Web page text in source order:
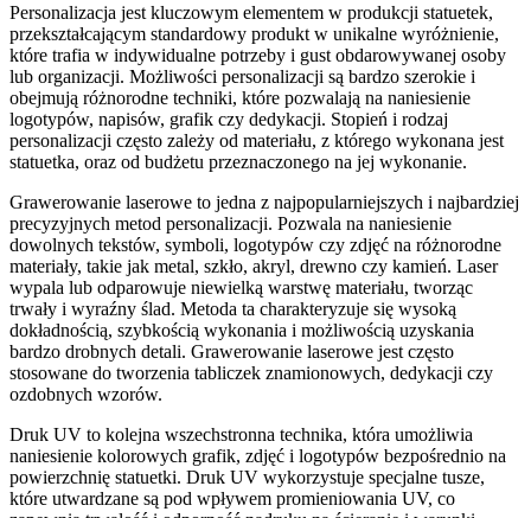
Personalizacja jest kluczowym elementem w produkcji statuetek,
przekształcającym standardowy produkt w unikalne wyróżnienie,
które trafia w indywidualne potrzeby i gust obdarowywanej osoby
lub organizacji. Możliwości personalizacji są bardzo szerokie i
obejmują różnorodne techniki, które pozwalają na naniesienie
logotypów, napisów, grafik czy dedykacji. Stopień i rodzaj
personalizacji często zależy od materiału, z którego wykonana jest
statuetka, oraz od budżetu przeznaczonego na jej wykonanie.
Grawerowanie laserowe to jedna z najpopularniejszych i najbardziej
precyzyjnych metod personalizacji. Pozwala na naniesienie
dowolnych tekstów, symboli, logotypów czy zdjęć na różnorodne
materiały, takie jak metal, szkło, akryl, drewno czy kamień. Laser
wypala lub odparowuje niewielką warstwę materiału, tworząc
trwały i wyraźny ślad. Metoda ta charakteryzuje się wysoką
dokładnością, szybkością wykonania i możliwością uzyskania
bardzo drobnych detali. Grawerowanie laserowe jest często
stosowane do tworzenia tabliczek znamionowych, dedykacji czy
ozdobnych wzorów.
Druk UV to kolejna wszechstronna technika, która umożliwia
naniesienie kolorowych grafik, zdjęć i logotypów bezpośrednio na
powierzchnię statuetki. Druk UV wykorzystuje specjalne tusze,
które utwardzane są pod wpływem promieniowania UV, co